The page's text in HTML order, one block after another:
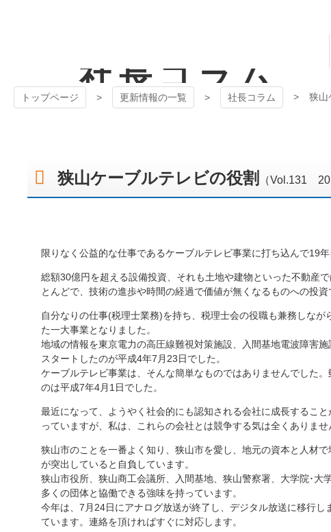
テレビ社長コラム
トップページ 更新情報の一覧 社長コラム 狭山
狭山ケーブルテレビの役割 （Vol.131
限りなく公益的な仕事であるケーブルテレビ事業に打ち込んで19年
総額30億円を超える設備投資、それも土地や建物といった不動産
とんどで、技術の進歩や時間の経過で価値が無くなるものへの投
自分なりの仕事(税理士業務)を持ち、税理士会の役職も兼務しな
た一大事業となりました。
地域の情報を東京電力の高圧線難視対策施設、入間基地電波障害
スタートしたのが平成4年7月23日でした。
ケーブルテレビ事業は、そんな簡単なものではありませんでした
のは平成7年4月1日でした。
最近になって、ようやく社会的にも認知される会社に成長するこ
っていますが、私は、これらの会社とは競争する気は全くありませ
狭山市のことを一番よく知り、狭山市を愛し、地元の資本と人材
が突出していると自負しています。
狭山市役所、狭山商工会議所、入間基地、狭山警察署、大学院･
多くの団体と協働できる強味を持っています。
今年は、7月24日にアナログ放送が終了し、デジタル放送に移行
ています。連絡を頂ければすぐに対応します。